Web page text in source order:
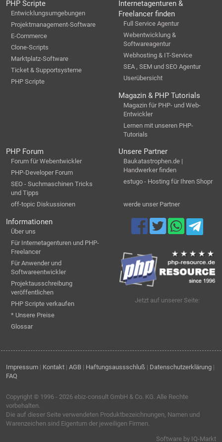
PHP Scripte
Entwicklungsumgebungen
Projektmanagement-Software
E-Commerce
Clone-Scripts
Marktplatz-Software
Ticket & Supportsysteme
PHP Scripte
Internetagenturen &
Freelancer finden
Full Service Agentur
Webentwicklung &
Softwareagentur
Webhosting & IT-Service
SEA , SEM und SEO Agentur
Userübersicht
Magazin & PHP Tutorials
Magazin für PHP- und Web-
Entwickler
Lernen mit unseren PHP-
Tutorials
PHP Forum
Forum für Webentwickler
PHP-Developer Forum
SEO - Suchmaschinen Tricks
und Tipps
off-topic Diskussionen
Unsere Partner
Baukatastrophen.de |
Handwerker finden
estugo - Hosting für Ihren Shopr
werde unser Partner
Informationen
Über uns
Für Internetagenturen und PHP-
Freelancer
Für Anwender und
Softwareentwickler
Projektausschreibung
veröffentlichen
PHP Scripte verkaufen
* Unsere Preise
Glossar
Jetzt auf unserer Seite:
Impressum | Kontakt | AGB | Haftungsaussschluß | Datenschutzerklärung |
FAQ
Copyright © 1996 - 2026 ebiz-consult GmbH & Co. KG. Alle Rechte
vorbehalten.
Die auf dieser Seite verwendeten Produktbezeichnungen, Namen und
Warenzeichen sind Eigentum der jeweiligen Firmen.
Software by IQ-Markt